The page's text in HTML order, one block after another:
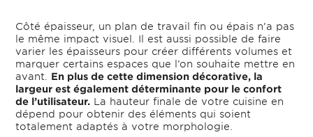
Côté épaisseur, un plan de travail fin ou épais n’a pas
le même impact visuel. Il est aussi possible de faire
varier les épaisseurs pour créer différents volumes et
marquer certains espaces que l’on souhaite mettre en
avant. En plus de cette dimension décorative, la
largeur est également déterminante pour le confort
de l’utilisateur. La hauteur finale de votre cuisine en
dépend pour obtenir des éléments qui soient
totalement adaptés à votre morphologie.